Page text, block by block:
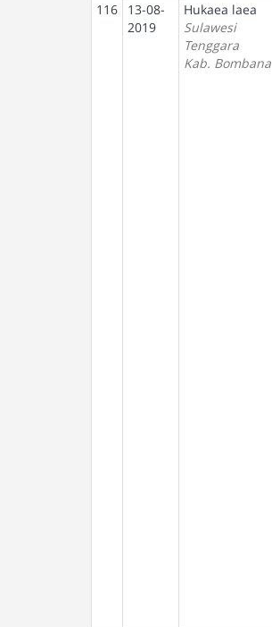
116
13-08-
2019
Hukaea laea
Sulawesi
Tenggara
Kab. Bombana